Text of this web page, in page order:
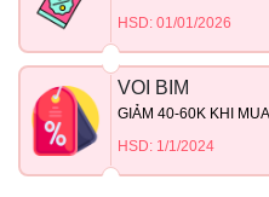
HSD: 01/01/2026
VOI BIM
GIẢM 40-60K KHI
HSD: 1/1/2024